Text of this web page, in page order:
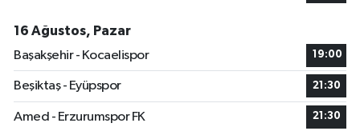
16 Ağustos, Pazar
Başakşehir - Kocaelispor
19:00
Beşiktaş - Eyüpspor 21:30
Amed - Erzurumspor FK 21:30